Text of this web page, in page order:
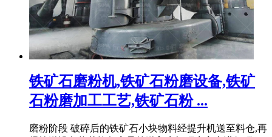
铁矿石磨粉机,铁矿石粉磨设备,铁矿
石粉磨加工工艺,铁矿石粉 ...
磨粉阶段 破碎后的铁矿石小块物料经提升机送至料仓,再